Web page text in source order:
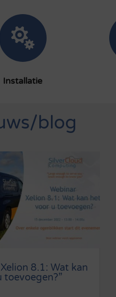

Installatie
blog
8.1: Wat kan
toevoegen?”